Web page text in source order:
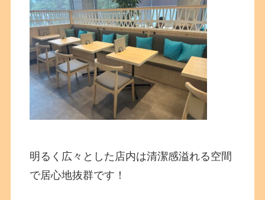
明るく広々とした店内は清潔感溢れる空間
で居心地抜群です！